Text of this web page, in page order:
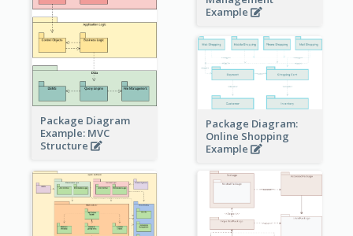
Example
Package Diagram
Example: MVC
Structure
Package Diagram:
Online Shopping
Example